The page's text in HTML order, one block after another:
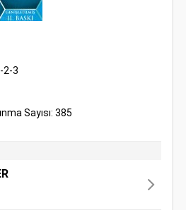
2-3
Sayısı: 385